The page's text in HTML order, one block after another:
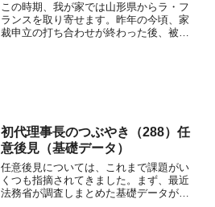
この時期、我が家では山形県からラ・フ
ランスを取り寄せます。昨年の今頃、家
裁申立の打ち合わせが終わった後、被後
初代理事長のつぶやき（288）任
意後見（基礎データ）
任意後見については、これまで課題がい
くつも指摘されてきました。まず、最近
法務省が調査しまとめた基礎データが公